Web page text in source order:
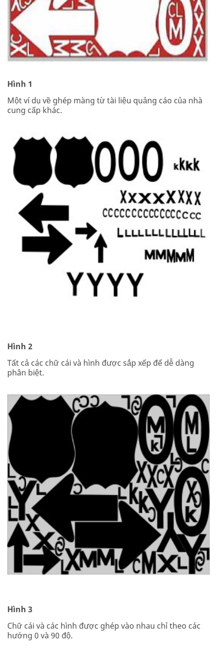
Hình 1
Một ví dụ về ghép màng từ tài liệu quảng cáo của nhà
cung cấp khác.
Hình 2
Tất cả các chữ cái và hình được sắp xếp để dễ dàng
phân biệt.
Hình 3
Chữ cái và các hình được ghép vào nhau chỉ theo các
hướng 0 và 90 độ.